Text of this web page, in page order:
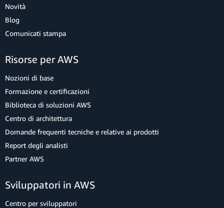
Novità
Blog
Comunicati stampa
Risorse per AWS
Nozioni di base
Formazione e certificazioni
Biblioteca di soluzioni AWS
Centro di architettura
Domande frequenti tecniche e relative ai prodotti
Report degli analisti
Partner AWS
Sviluppatori in AWS
Centro per sviluppatori